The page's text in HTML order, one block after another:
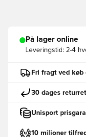
På lager online
Leveringstid: 2-4
Fri fragt ved
30 dages returret
Unisport
10 milioner